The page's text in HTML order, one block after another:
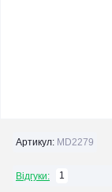
Артикул: MD2279
Відгуки: 1